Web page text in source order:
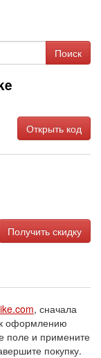
Поиск
Открыть код
Получить скидку
, сначала
к оформлению
поле и примените
покупку.